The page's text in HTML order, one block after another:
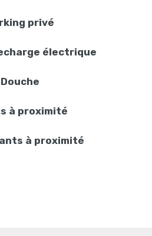
privé
électrique
Douche
à proximité
à proximité